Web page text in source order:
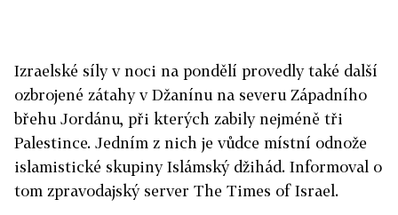
Izraelské síly v noci na pondělí provedly také další
ozbrojené zátahy v Džanínu na severu Západního
břehu Jordánu, při kterých zabily nejméně tři
Palestince. Jedním z nich je vůdce místní odnože
islamistické skupiny Islámský džihád. Informoval o
tom zpravodajský server The Times of Israel.